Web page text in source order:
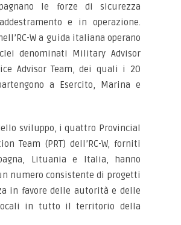
le forze di sicurezza
e in operazione.
W a guida italiana operano
denominati Military Advisor
Advisor Team, dei quali i 20
a Esercito, Marina e
sviluppo, i quattro Provincial
Team (PRT) dell’RC-W, forniti
Lituania e Italia, hanno
numero consistente di progetti
in favore delle autorità e delle
in tutto il territorio della